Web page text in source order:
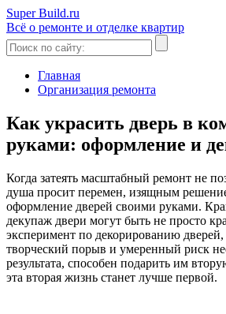
Super Build.ru
Всё о ремонте и отделке квартир
Главная
Организация ремонта
Как украсить дверь в
руками: оформление и
Когда затеять масштабный ремонт не
душа просит перемен, изящным
оформление дверей своими руками.
декупаж двери могут быть не просто
эксперимент по декорированию
творческий порыв и умеренный риск
результата, способен подарить им
эта вторая жизнь станет лучше первой.